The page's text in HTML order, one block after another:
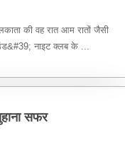
की वह रात आम रातों जैसी
नाइट क्लब के ...
सफर